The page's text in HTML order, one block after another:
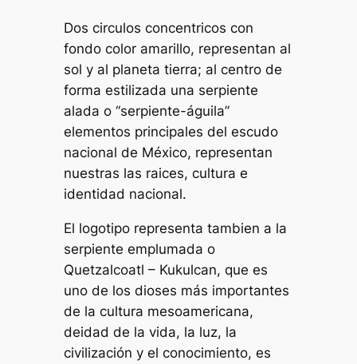
Dos circulos concentricos con
fondo color amarillo, representan al
sol y al planeta tierra; al centro de
forma estilizada una serpiente
alada o “serpiente-águila”
elementos principales del escudo
nacional de México, representan
nuestras las raices, cultura e
identidad nacional.
El logotipo representa tambien a la
serpiente emplumada o
Quetzalcoatl – Kukulcan, que es
uno de los dioses más importantes
de la cultura mesoamericana,
deidad de la vida, la luz, la
civilización y el conocimiento, es